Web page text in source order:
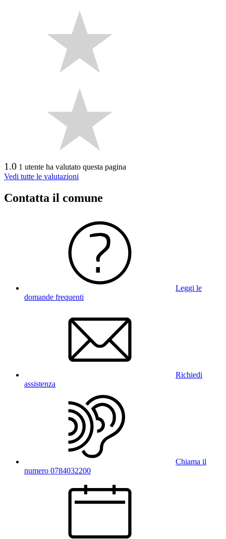
1.0 1 utente ha valutato questa pagina
Vedi tutte le valutazioni
Contatta il comune
Leggi le
domande frequenti
Richiedi
assistenza
Chiama il
numero 0784032200